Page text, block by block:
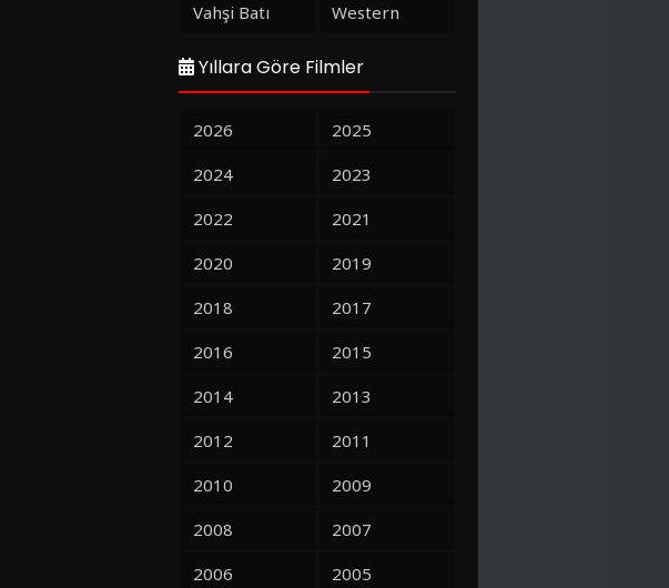
Vahşi Batı
Western
Yıllara Göre Filmler
2026
2025
2024
2023
2022
2021
2020
2019
2018
2017
2016
2015
2014
2013
2012
2011
2010
2009
2008
2007
2006
2005